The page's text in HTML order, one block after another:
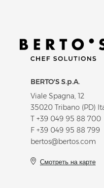
BERTO'S S.p.A.
Viale Spagna, 12
35020 Tribano (PD)
T +39 049 95 88 700
F +39 049 95 88 799
bertos@bertos.com
Смотреть на карте